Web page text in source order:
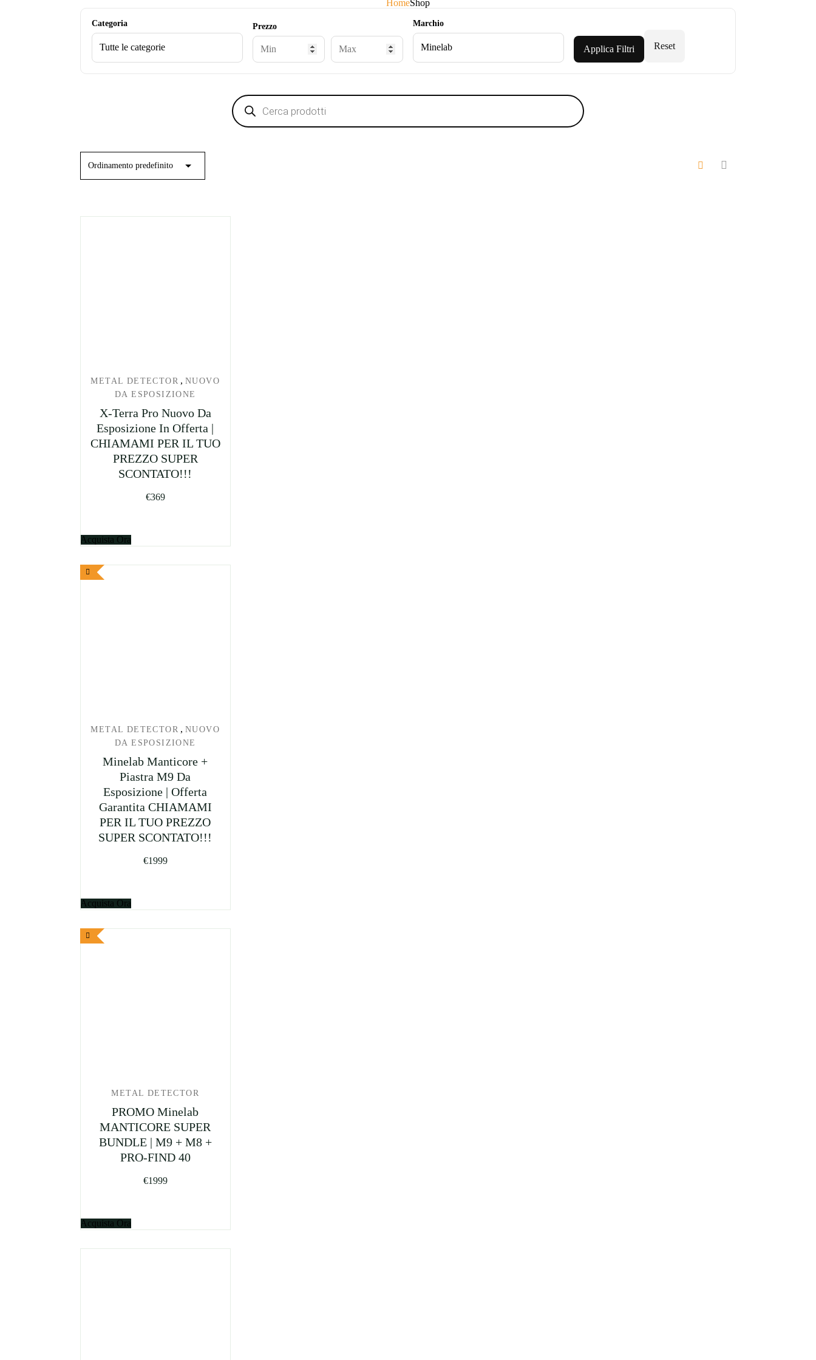
HomeShop
Categoria Prezzo Marchio
Applica Filtri Reset
Products
search
METAL DETECTOR ,NUOVO
DA ESPOSIZIONE
X-Terra Pro Nuovo Da
Esposizione In Offerta |
CHIAMAMI PER IL TUO
PREZZO SUPER
SCONTATO!!!
€369
Acquista Ora
METAL DETECTOR ,NUOVO
DA ESPOSIZIONE
Minelab Manticore +
Piastra M9 Da
Esposizione | Offerta
Garantita CHIAMAMI
PER IL TUO PREZZO
SUPER SCONTATO!!!
€1999
Acquista Ora
METAL DETECTOR
PROMO Minelab
MANTICORE SUPER
BUNDLE | M9 + M8 +
PRO-FIND 40
€1999
Acquista Ora